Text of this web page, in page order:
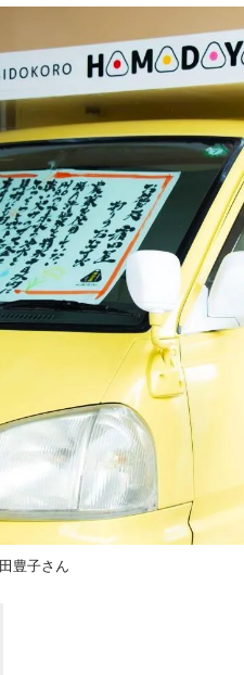
豊子さん